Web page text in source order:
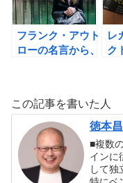
フランク・アウト
ローの名言から、
レ
ク
ボ
この記事を書いた人
徳本
■複数
インに
して独